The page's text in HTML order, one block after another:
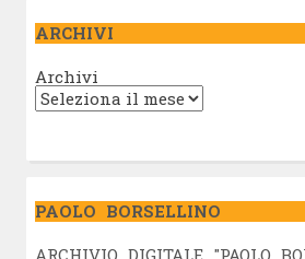
ARCHIVI
Archivi
PAOLO BORSELLINO
ARCHIVIO DIGITALE "PAOLO